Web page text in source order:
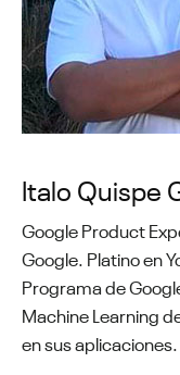
Italo Quispe
Google Product
Google. Platino en
Programa de
Machine Learning
en sus aplicaciones.